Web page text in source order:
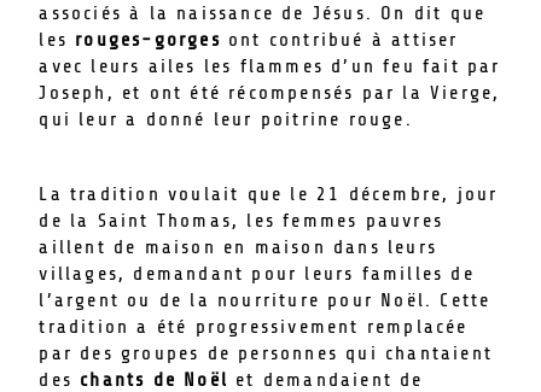
associés à la naissance de Jésus. On dit que
les rouges-gorges ont contribué à attiser
avec leurs ailes les flammes d’un feu fait par
Joseph, et ont été récompensés par la Vierge,
qui leur a donné leur poitrine rouge.
La tradition voulait que le 21 décembre, jour
de la Saint Thomas, les femmes pauvres
aillent de maison en maison dans leurs
villages, demandant pour leurs familles de
l’argent ou de la nourriture pour Noël. Cette
tradition a été progressivement remplacée
par des groupes de personnes qui chantaient
des chants de Noël et demandaient de